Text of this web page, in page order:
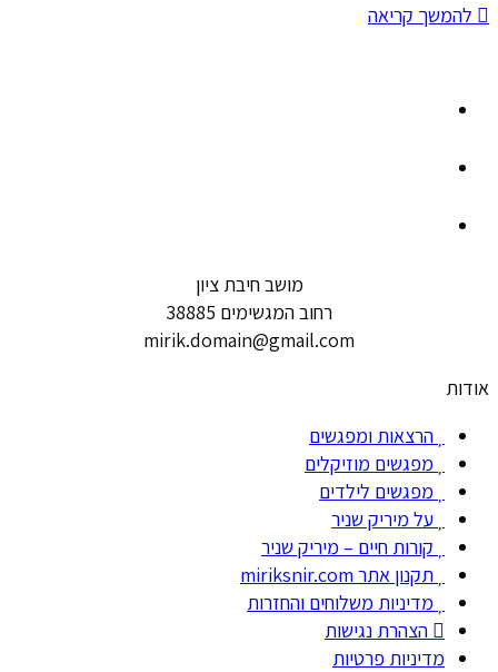
להמשך קריאה
מושב חיבת ציון
רחוב המגשימים 38885
mirik.domain@gmail.com
אודות
הרצאות ומפגשים
מפגשים מוזיקלים
מפגשים לילדים
על מיריק שניר
קורות חיים – מיריק שניר
תקנון אתר miriksnir.com
מדיניות משלוחים והחזרות
הצהרת נגישות
מדיניות פרטיות